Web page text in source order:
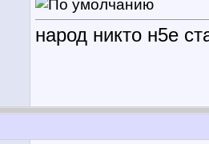
народ никто н5е